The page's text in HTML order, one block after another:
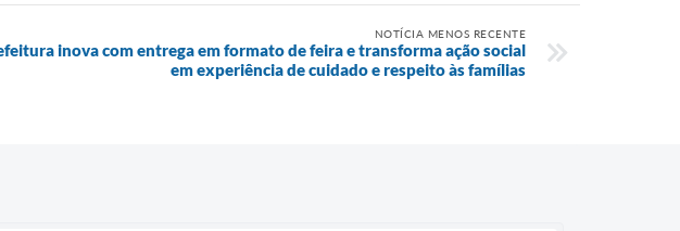
NOTÍCIA MENOS RECENTE
inova com entrega em formato de feira e transforma ação social
em experiência de cuidado e respeito às famílias